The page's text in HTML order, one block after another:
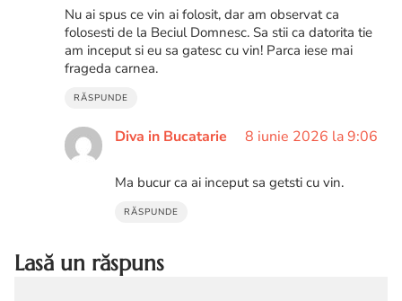
Nu ai spus ce vin ai folosit, dar am observat ca
folosesti de la Beciul Domnesc. Sa stii ca datorita tie
am inceput si eu sa gatesc cu vin! Parca iese mai
frageda carnea.
RĂSPUNDE
Diva in Bucatarie 8 iunie 2026 la 9:06
Ma bucur ca ai inceput sa getsti cu vin.
RĂSPUNDE
Lasă un răspuns